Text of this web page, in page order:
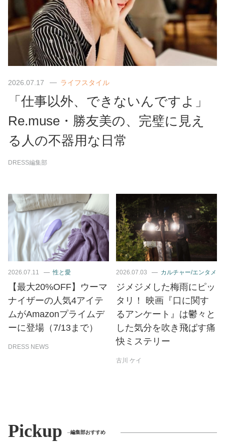
2026.07.17 ライフスタイル
「仕事以外、できないんですよ」
Re.muse・勝友美の、完璧に見え
る人の不器用な日常
DRESS編集部
2026.07.11 性と愛
【最大20%OFF】ウーマ
ナイザーの人気4アイテ
ムがAmazonプライムデ
ーに登場（7/13まで）
DRESS NEWS
2026.07.03 カルチャー/エンタメ
ジメジメした梅雨にピッ
タリ！ 映画『口に関す
るアンケート』は鬱々と
した気分を吹き飛ばす痛
快ミステリー
古川 ケイ
Pickup 編集部おすすめ